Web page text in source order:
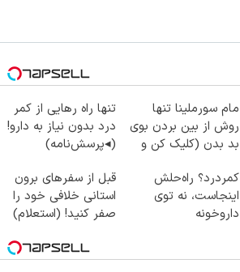
مام سورملینا تنها
روش از بین بردن بوی
بد بدن (کلیک کن و
تنها راه رهایی از کمر
درد بدون نیاز به دارو!
(◂پرسش‌نامه)
کمردرد؟ راه‌حلش
اینجاست، نه توی
داروخونه
قبل از سفرهای برون
استانی خلافی خود را
صفر کنید! (استعلام)